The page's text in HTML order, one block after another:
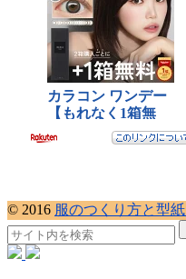
© 2016 服のつくり方と型